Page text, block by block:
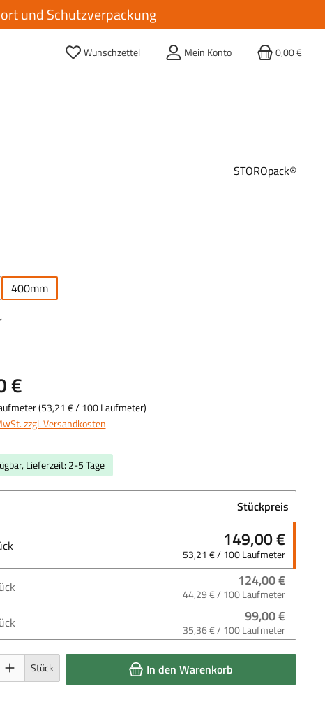
und Schutzverpackung
Wunschzettel Mein Konto 0,00 €
STOROpack®
400mm
auswählen
€
(53,21 €/ 100 Laufmeter)
zzgl. Versandkosten
Lieferzeit: 2-5 Tage
Stückpreis
149,00 €
53,21 € / 100 Laufmeter
124,00 €
44,29 € / 100 Laufmeter
99,00 €
35,36 € / 100 Laufmeter
Gib den gewünschten Wert ein oder benutze die Schaltflächen um die
Stück In den Warenkorb